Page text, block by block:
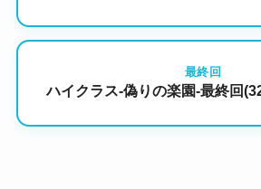
最終回
ハイクラス-偽りの楽園-最終回